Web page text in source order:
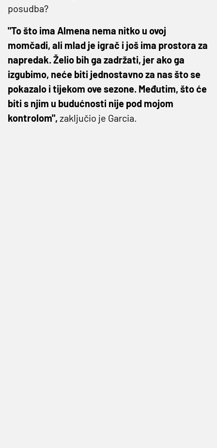
posudba?
"To što ima Almena nema nitko u ovoj
momčadi, ali mlad je igrač i još ima prostora za
napredak. Želio bih ga zadržati, jer ako ga
izgubimo, neće biti jednostavno za nas što se
pokazalo i tijekom ove sezone. Međutim, što će
biti s njim u budućnosti nije pod mojom
kontrolom", zaključio je Garcia.